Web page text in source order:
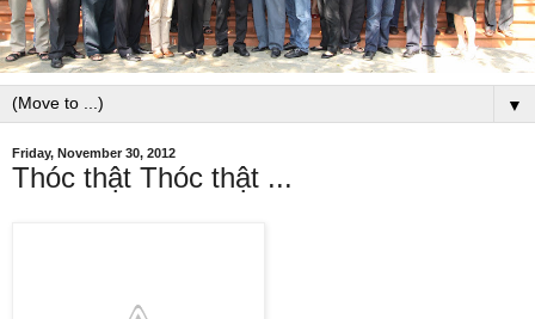
▼
Friday, November 30, 2012
Thóc thật Thóc thật ...